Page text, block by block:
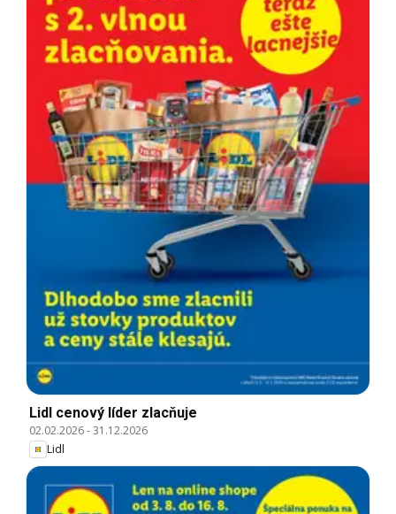
Lidl cenový líder zlacňuje
02.02.2026-31.12.2026
Lidl